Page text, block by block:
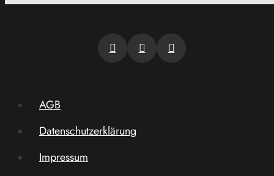
AGB
Datenschutzerklärung
Impressum